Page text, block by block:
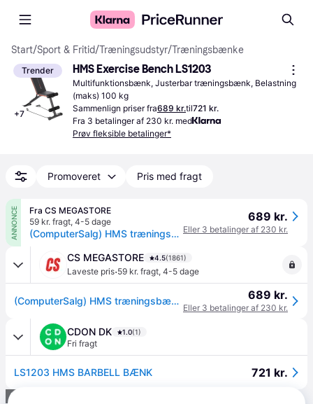
Start/Sport & Fritid/Træningsudstyr/Træningsbænke
Trender
+7
HMS Exercise Bench LS1203
Multifunktionsbænk, Justerbar træningsbænk, Belastning
(maks) 100 kg
Sammenlign priser fra689 kr.til721 kr.
Fra 3 betalinger af 230 kr. med
Prøv fleksible betalinger*
Promoveret Pris med fragt
ANNONCE
Fra CS MEGASTORE
59 kr. fragt, 4-5 dage
(ComputerSalg) HMS træningsbænk LS1203
689 kr.
Eller 3 betalinger af 230 kr.
CS MEGASTORE 4.5(1861)
Laveste pris·59 kr. fragt, 4-5 dage
(ComputerSalg) HMS træningsbænk LS1203 689 kr.
Eller 3 betalinger af 230 kr.
CDON DK 1.0(1)
Fri fragt
LS1203 HMS BARBELL BÆNK 721 kr.
Annonce